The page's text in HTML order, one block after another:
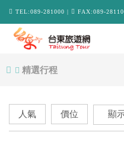
TEL:089-281000 | FAX:089-
精選行程
人氣 價位